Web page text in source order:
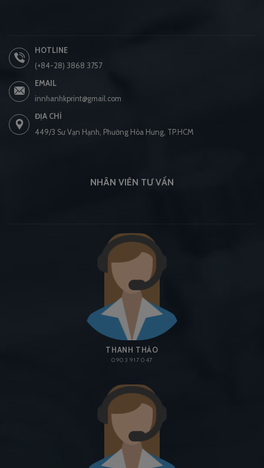
HOTLINE
(+84-28) 3868 3757
EMAIL
innhanhkprint@gmail.com
ĐỊA CHỈ
449/3 Sư Vạn Hạnh, Phường Hòa Hưng, TP.HCM
NHÂN VIÊN TƯ VẤN
THANH THẢO
0903 917 047